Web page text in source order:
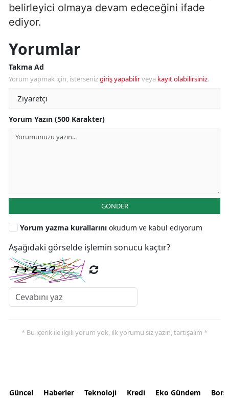
belirleyici olmaya devam edeceğini ifade
ediyor.
Yorumlar
Takma Ad
Yorum yapmak için, istersenizgiriş yapabilirveya kayıt olabilirsiniz.
Yorum Yazın (500 Karakter)
GÖNDER
Yorum yazma kurallarını okudum ve kabul ediyorum
Aşağıdaki görselde işlemin sonucu kaçtır?
* Bu içerik ile ilgili yorum yok, ilk yorumu siz yazın, tartışalım *
Güncel Haberler Teknoloji Kredi Eko Gündem